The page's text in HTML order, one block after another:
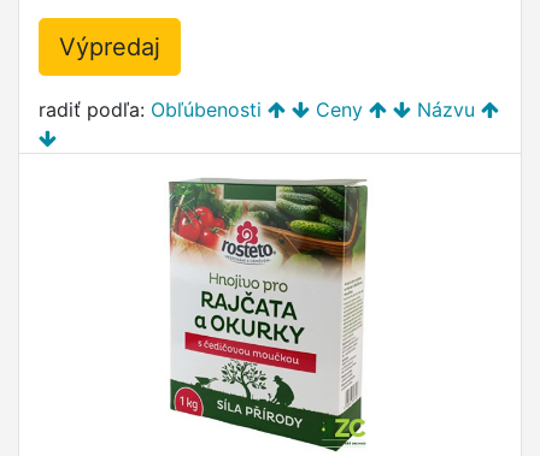
Výpredaj
radiť podľa: Obľúbenosti Ceny Názvu